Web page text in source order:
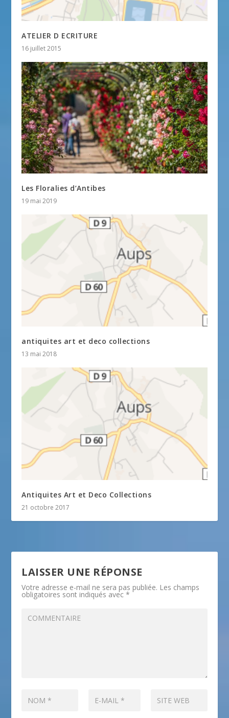
ATELIER D ECRITURE
16 juillet 2015
Les Floralies d’Antibes
19 mai 2019
antiquites art et deco collections
13 mai 2018
Antiquites Art et Deco Collections
21 octobre 2017
LAISSER UNE RÉPONSE
Votre adresse e-mail ne sera pas publiée. Les champs
obligatoires sont indiqués avec*